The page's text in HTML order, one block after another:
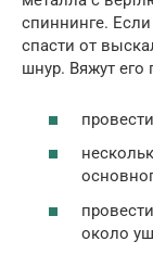
спиннинге.
спасти от
шнур. Вяжут его
около